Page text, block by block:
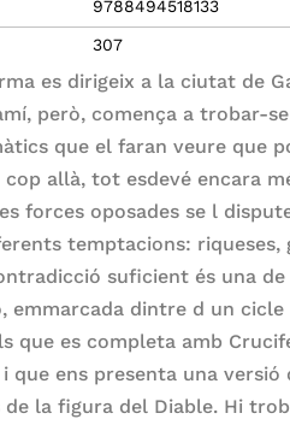
9788494518133
307
es dirigeix a la ciutat de
però, comença a trobar-
que el faran veure que
allà, tot esdevé encara
forces oposades se l
temptacions:
suficient és una
emmarcada dintre d un
que es completa amb
que ens presenta una
la figura del Diable. Hi